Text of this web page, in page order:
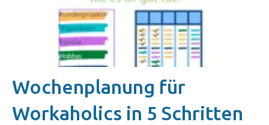
Wochenplanung für
Workaholics in 5 Schritten